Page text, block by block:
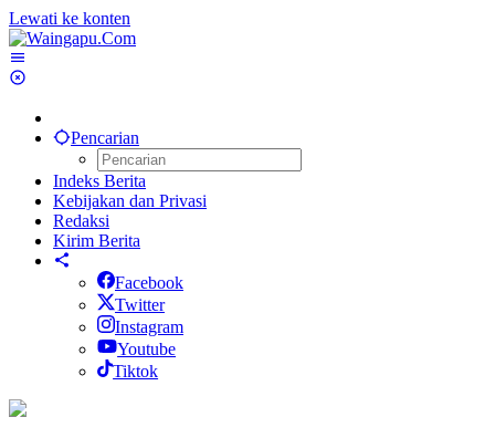
Lewati ke konten
Pencarian
Indeks Berita
Kebijakan dan Privasi
Redaksi
Kirim Berita
Facebook
Twitter
Instagram
Youtube
Tiktok